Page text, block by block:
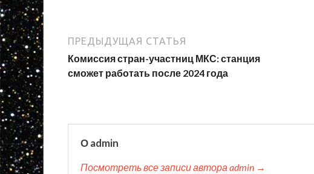
ПРЕДЫДУЩАЯ СТАТЬЯ
Комиссия стран-участниц МКС: станция
сможет работать после 2024 года
О admin
Посмотреть все записи автора admin →